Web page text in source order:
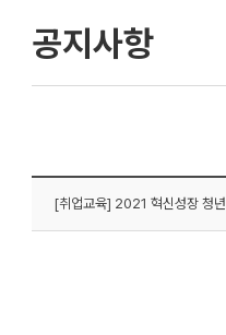
공지사항
[취업교육] 2021 혁신성장 청